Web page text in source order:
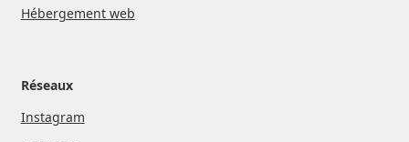
Hébergement web
Réseaux
Instagram